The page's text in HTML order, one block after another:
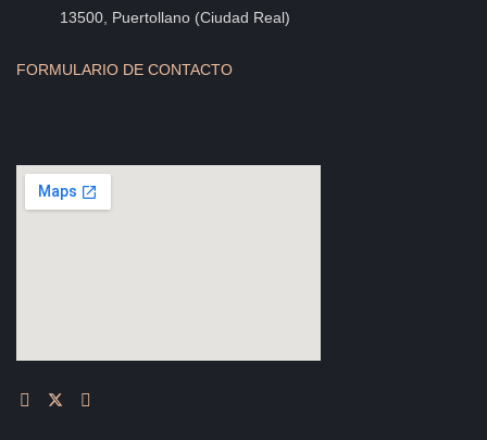
13500, Puertollano (Ciudad Real)
FORMULARIO DE CONTACTO